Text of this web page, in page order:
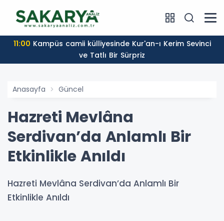
11:00
ve Tatlı Bir Sürpriz
Anasayfa Güncel
Hazreti Mevlâna
Serdivan’da Anlamlı Bir
Etkinlikle Anıldı
Hazreti Mevlâna Serdivan’da Anlamlı Bir
Etkinlikle Anıldı